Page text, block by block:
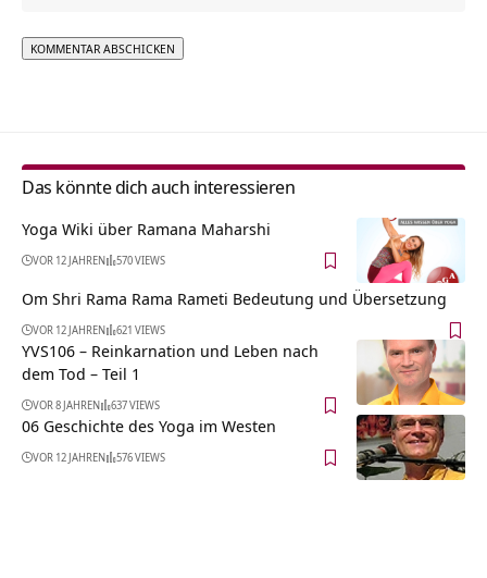
Das könnte dich auch interessieren
Yoga Wiki über Ramana Maharshi
VOR 12 JAHREN 570 VIEWS
Om Shri Rama Rama Rameti Bedeutung und Übersetzung
VOR 12 JAHREN 621 VIEWS
YVS106 – Reinkarnation und Leben nach
dem Tod – Teil 1
VOR 8 JAHREN 637 VIEWS
06 Geschichte des Yoga im Westen
VOR 12 JAHREN 576 VIEWS